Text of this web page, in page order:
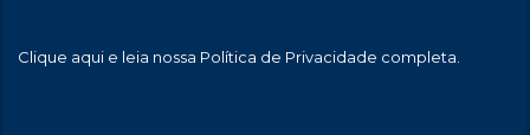
Clique aqui e leia nossa Política de Privacidade completa.